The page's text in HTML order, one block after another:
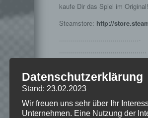
kaufe Dir das Spiel im Original!
Steamstore: http://
········································­­
·······································­·­····
http://www.teknoaxe.com
Vielen Dank für die Erlaubnis 🙂
Datenschutzerklärung
Stand: 23.02.2023
Wir freuen uns sehr über Ihr
Unternehmen. Eine Nutzung der